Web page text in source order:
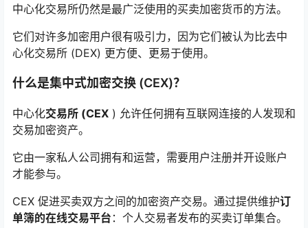
中心化交易所仍然是最广泛使用的买卖加密货币的方法。
它们对许多加密用户很有吸引力，因为它们被认为比去中
心化交易所 (DEX) 更方便、更易于使用。
什么是集中式加密交换 (CEX)？
中心化交易所 (CEX ) 允许任何拥有互联网连接的人发现和
交易加密资产。
它由一家私人公司拥有和运营，需要用户注册并开设账户
才能参与。
CEX 促进买卖双方之间的加密资产交易。通过提供维护订
单簿的在线交易平台 ：个人交易者发布的买卖订单集合。